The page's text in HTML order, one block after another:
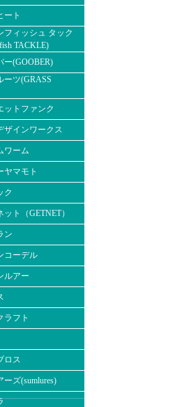
ート
フィッシュ タック
TACKLE)
ー(GOOBER)
ーツ(GRASS
ットファンク
ザインワークス
ワーム
ヤマモト
ク
ット（GETNET）
ン
コーデル
ルアー
ラフト
ロス
ーズ(sumlures)